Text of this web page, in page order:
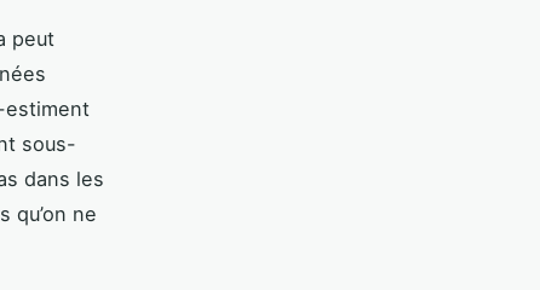
peut
estiment
sous-
dans les
qu’on ne